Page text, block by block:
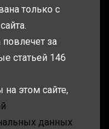
только с
за
статьей 146
этом сайте,
данных